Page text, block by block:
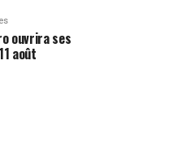
ouvrira ses
août